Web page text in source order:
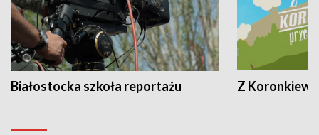
Białostocka szkoła reportażu Z